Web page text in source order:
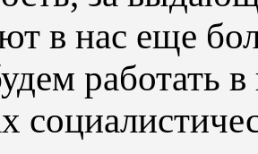
в нас еще
работать